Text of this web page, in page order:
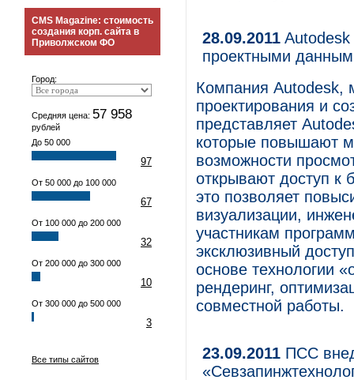
CMS Magazine: стоимость
создания корп. сайта в
Приволжском ФО
Город:
Средняя цена: 57 958
рублей
До 50 000
97
От 50 000 до 100 000
67
От 100 000 до 200 000
32
От 200 000 до 300 000
10
От 300 000 до 500 000
3
Все типы сайтов
28.09.2011
проектными
Компания Autodesk,
проектирования и
представляет
которые повышают
возможности
открывают доступ
это позволяет
визуализации,
участникам
эксклюзивный
основе технологии
рендеринг,
совместной работы.
23.09.2011 ПСС